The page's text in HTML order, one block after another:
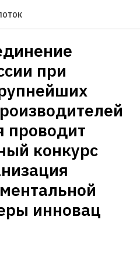
при
проводит
конкурс
инновац